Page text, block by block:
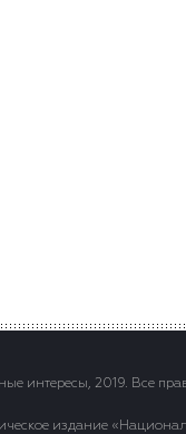
интересы, 2019. Все
издание